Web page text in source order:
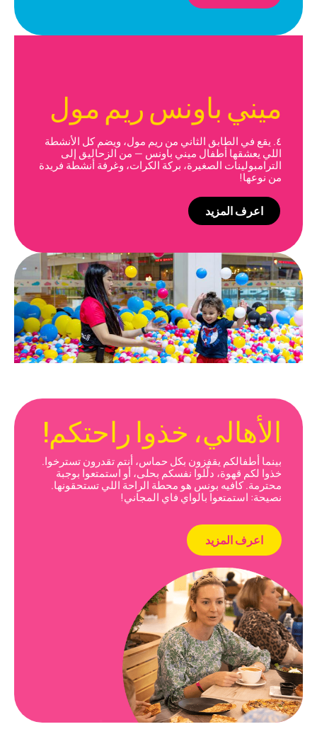
ميني باونس ريم مول
٤. يقع في الطابق الثاني من ريم مول، ويضم كل الأنشطة
اللي يعشقها أطفال ميني باونس — من الزحاليق إلى
الترامبولينات الصغيرة، بركة الكرات، وغرفة أنشطة فريدة
من نوعها!
اعرف المزيد
الأهالي، خذوا راحتكم!
بينما أطفالكم يقفزون بكل حماس، أنتم تقدرون تسترخوا.
خذوا لكم قهوة، دلّلوا نفسكم بحلى، أو استمتعوا بوجبة
محترمة. كافيه بونس هو محطة الراحة اللي تستحقونها.
نصيحة: استمتعوا بالواي فاي المجاني!
اعرف المزيد